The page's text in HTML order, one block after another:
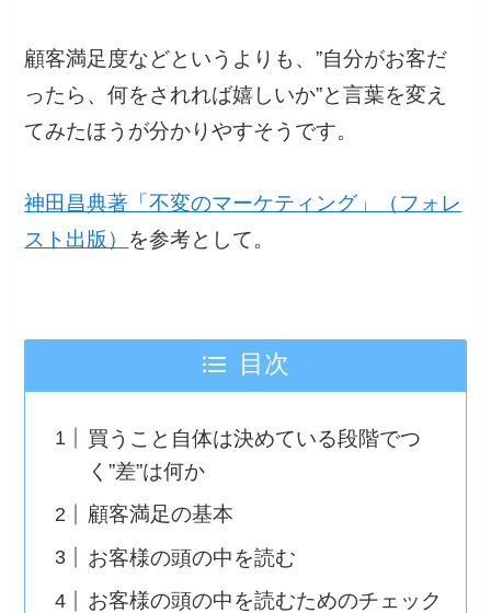
顧客満足度などというよりも、”自分がお客だ
ったら、何をされれば嬉しいか”と言葉を変え
てみたほうが分かりやすそうです。
神田昌典著「不変のマーケティング」（フォレ
スト出版） を参考として。
目次
買うこと自体は決めている段階でつ
く”差”は何か
顧客満足の基本
お客様の頭の中を読む
お客様の頭の中を読むためのチェック